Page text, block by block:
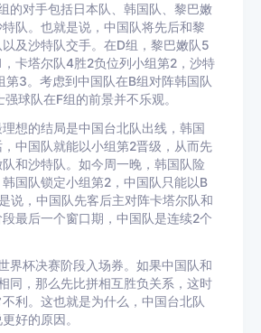
的对手包括日本队、韩国队、黎巴嫩
队。也就是说，中国队将先后和黎
及沙特队交手。在D组，黎巴嫩队5
，卡塔尔队4胜2负位列小组第2，沙特
第3。考虑到中国队在B组对阵韩国队
球队在F组的前景并不乐观。
想的结局是中国台北队出线，韩国
中国队就能以小组第2晋级，从而先
和沙特队。如今周一晚，韩国队险
国队锁定小组第2，中国队只能以B
说，中国队先客后主对阵卡塔尔队和
最后一个窗口期，中国队是连续2个
界杯决赛阶段入场券。如果中国队和
同，那么先比拼相互胜负关系，这时
利。这也就是为什么，中国台北队
好的原因。